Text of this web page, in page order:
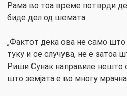
Рама во тоа време потврди
биде дел од шемата.
„Фактот дека ова не само
туку и се случува, не е затоа
Риши Сунак направиле нешто
што земјата е во многу мрачна